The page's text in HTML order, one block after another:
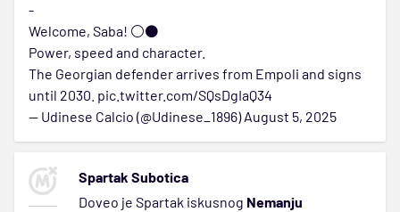
-
Welcome, Saba! ⚪⚫
Power, speed and character.
The Georgian defender arrives from Empoli and signs
until 2030. pic.twitter.com/SQsDgIaQ34
— Udinese Calcio (@Udinese_1896)August 5, 2025
Spartak Subotica
Doveo je Spartak iskusnog Nemanju